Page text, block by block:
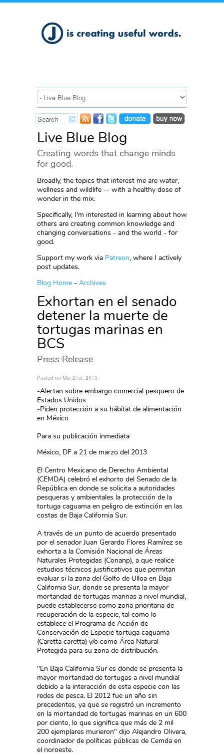
Live Blue Blog
Creating words that change minds
for good.
Broadly, the topics that interest me are water,
wellness and wildlife -- with a healthy dose of
wonder in the mix.
Specifically, I'm interested in learning about how
others are creating common knowledge and
changing conversations - and the world - for
good.
Support my work via Patreon, where I actively
post updates.
Blog Home - Archives
Exhortan en el senado
detener la muerte de
tortugas marinas en
BCS
Press Release
Posted on Mar 21st, 2013
-Alertan sobre embargo comercial pesquero de
Estados Unidos
-Piden protección a su hábitat de alimentación
en México
Para su publicación inmediata
México, DF a 21 de marzo del 2013
El Centro Mexicano de Derecho Ambiental
(CEMDA) celebró el exhorto del Senado de la
República en donde se solicita a autoridades
pesqueras y ambientales la protección de la
tortuga caguama en peligro de extinción en las
costas de Baja California Sur.
A través de un punto de acuerdo presentado
por el senador Juan Gerardo Flores Ramírez se
exhorta a la Comisión Nacional de Áreas
Naturales Protegidas (Conanp), a que realice
estudios técnicos justificativos que permitan
evaluar si la zona del Golfo de Ulloa en Baja
California Sur, donde se presenta la mayor
mortandad de tortugas marinas a nivel mundial,
puede establecerse como zona prioritaria de
recuperación de la especie, tal como lo
establece el Programa de Acción de
Conservación de Especie tortuga caguama
(Caretta caretta) y/o como Área Natural
Protegida para su zona de distribución.
"En Baja California Sur es donde se presenta la
mayor mortandad de tortugas a nivel mundial
debido a la interacción de esta especie con las
redes de pesca. El 2012 fue un año sin
precedentes, ya que se registró un incremento
en la mortandad de tortugas marinas en un 600
por ciento, lo que significa que más de 2 mil
200 ejemplares murieron" dijo Alejandro Olivera,
coordinador de políticas públicas de Cemda en
el noroeste.